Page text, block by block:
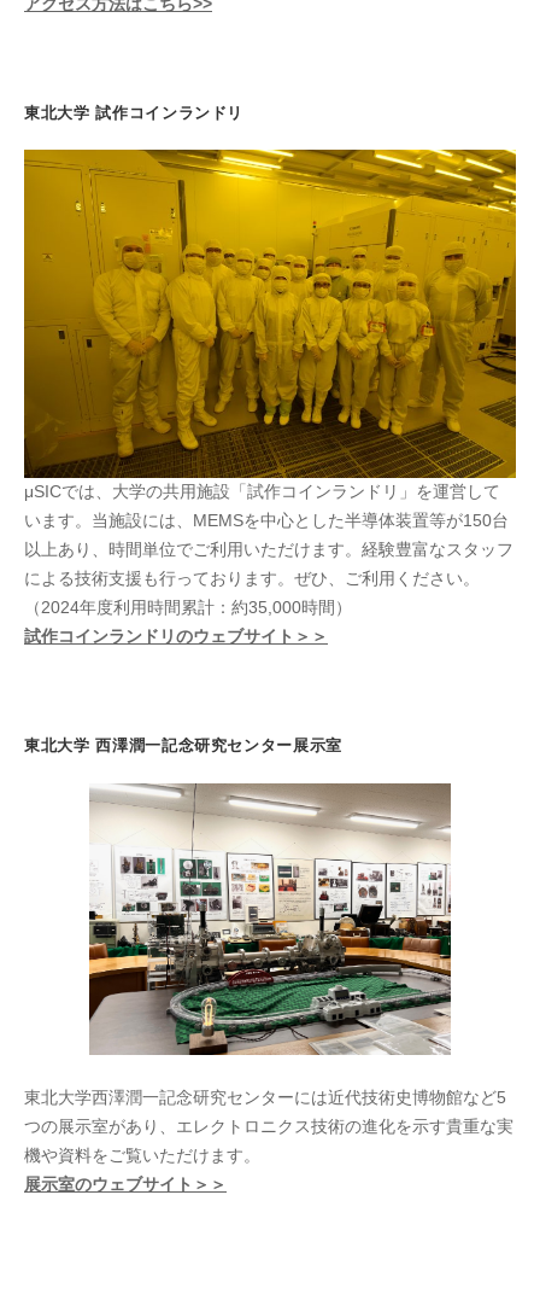
アクセス方法はこちら>>
東北大学 試作コインランドリ
μSICでは、大学の共用施設「試作コインランドリ」を運営して
います。当施設には、MEMSを中心とした半導体装置等が150台
以上あり、時間単位でご利用いただけます。経験豊富なスタッフ
による技術支援も行っております。ぜひ、ご利用ください。
（2024年度利用時間累計：約35,000時間）
試作コインランドリのウェブサイト＞＞
東北大学 西澤潤一記念研究センター展示室
東北大学西澤潤一記念研究センターには近代技術史博物館など5
つの展示室があり、エレクトロニクス技術の進化を示す貴重な実
機や資料をご覧いただけます。
展示室のウェブサイト＞＞